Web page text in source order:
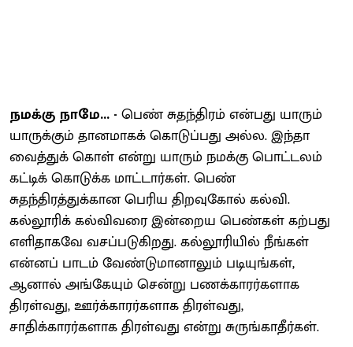
நமக்கு நாமே... - பெண் சுதந்திரம் என்பது யாரும்
யாருக்கும் தானமாகக் கொடுப்பது அல்ல. இந்தா
வைத்துக் கொள் என்று யாரும் நமக்கு பொட்டலம்
கட்டிக் கொடுக்க மாட்டார்கள். பெண்
சுதந்திரத்துக்கான பெரிய திறவுகோல் கல்வி.
கல்லூரிக் கல்விவரை இன்றைய பெண்கள் கற்பது
எளிதாகவே வசப்படுகிறது. கல்லூரியில் நீங்கள்
என்னப் பாடம் வேண்டுமானாலும் படியுங்கள்,
ஆனால் அங்கேயும் சென்று பணக்காரர்களாக
திரள்வது, ஊர்க்காரர்களாக திரள்வது,
சாதிக்காரர்களாக திரள்வது என்று சுருங்காதீர்கள்.